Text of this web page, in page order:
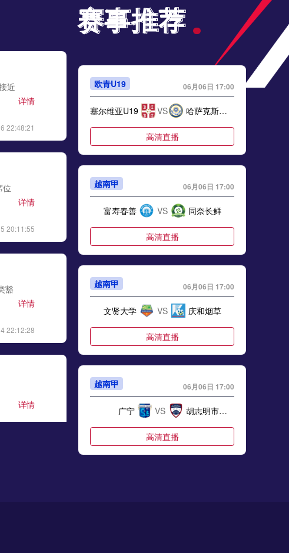
近
详情
22:48:21
位
详情
20:11:55
豁
详情
22:12:28
详情
赛事推荐
赛事推荐
欧青U19 06月06日 17:00
塞尔维亚U19 VS 哈萨克斯坦U19
高清直播
越南甲 06月06日 17:00
富寿春善 VS 同奈长鲜
高清直播
越南甲 06月06日 17:00
文贤大学 VS 庆和烟草
高清直播
越南甲 06月06日 17:00
广宁 VS 胡志明市青年
高清直播